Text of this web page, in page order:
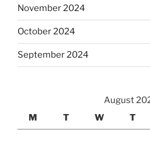
November 2024
October 2024
September 2024
August
M
T W T